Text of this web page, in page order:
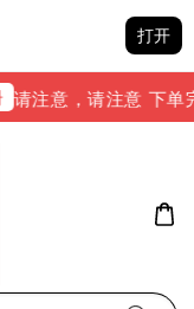
打开
请注意，请注意 下单